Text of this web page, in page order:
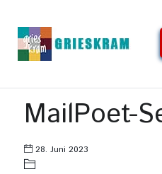
MailPoet-
28. Juni 2023